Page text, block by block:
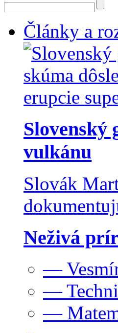
Články a
Slovenský
vulkánu
Slovák
Neživá
—
—
—